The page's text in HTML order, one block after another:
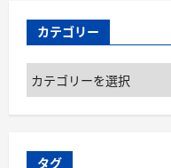
カテゴリー
カ
テ
ゴ
ー
タグ